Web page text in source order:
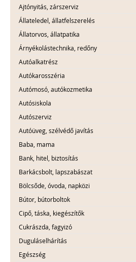
Ajtónyitás, zárszerviz
Állateledel, állatfelszerelés
Állatorvos, állatpatika
Árnyékolástechnika, redőny
Autóalkatrész
Autókarosszéria
Autómosó, autókozmetika
Autósiskola
Autószerviz
Autóüveg, szélvédő javítás
Baba, mama
Bank, hitel, biztosítás
Barkácsbolt, lapszabászat
Bölcsőde, óvoda, napközi
Bútor, bútorboltok
Cipő, táska, kiegészítők
Cukrászda, fagyizó
Duguláselhárítás
Egészség